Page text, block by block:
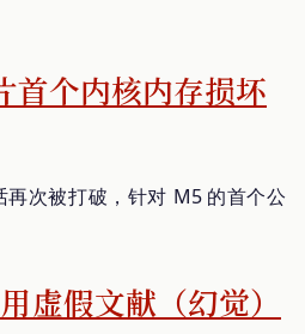
首个内核内存损坏
次被打破，针对 M5 的首个公
虚假文献（幻觉）